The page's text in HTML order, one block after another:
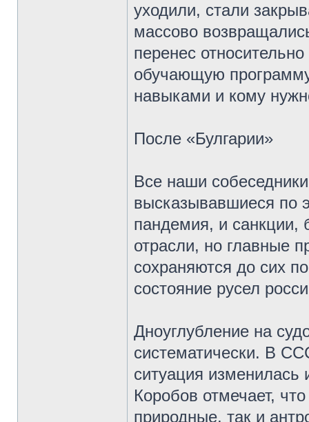
уходили, стали
массово
перенес
обучающую
навыками и кому
После «Булгарии»
Все наши
высказывавшиеся по
пандемия, и санкции,
отрасли, но главные
сохраняются до сих
состояние русел
Дноуглубление на
систематически. В
ситуация
Коробов отмечает,
природные, так и